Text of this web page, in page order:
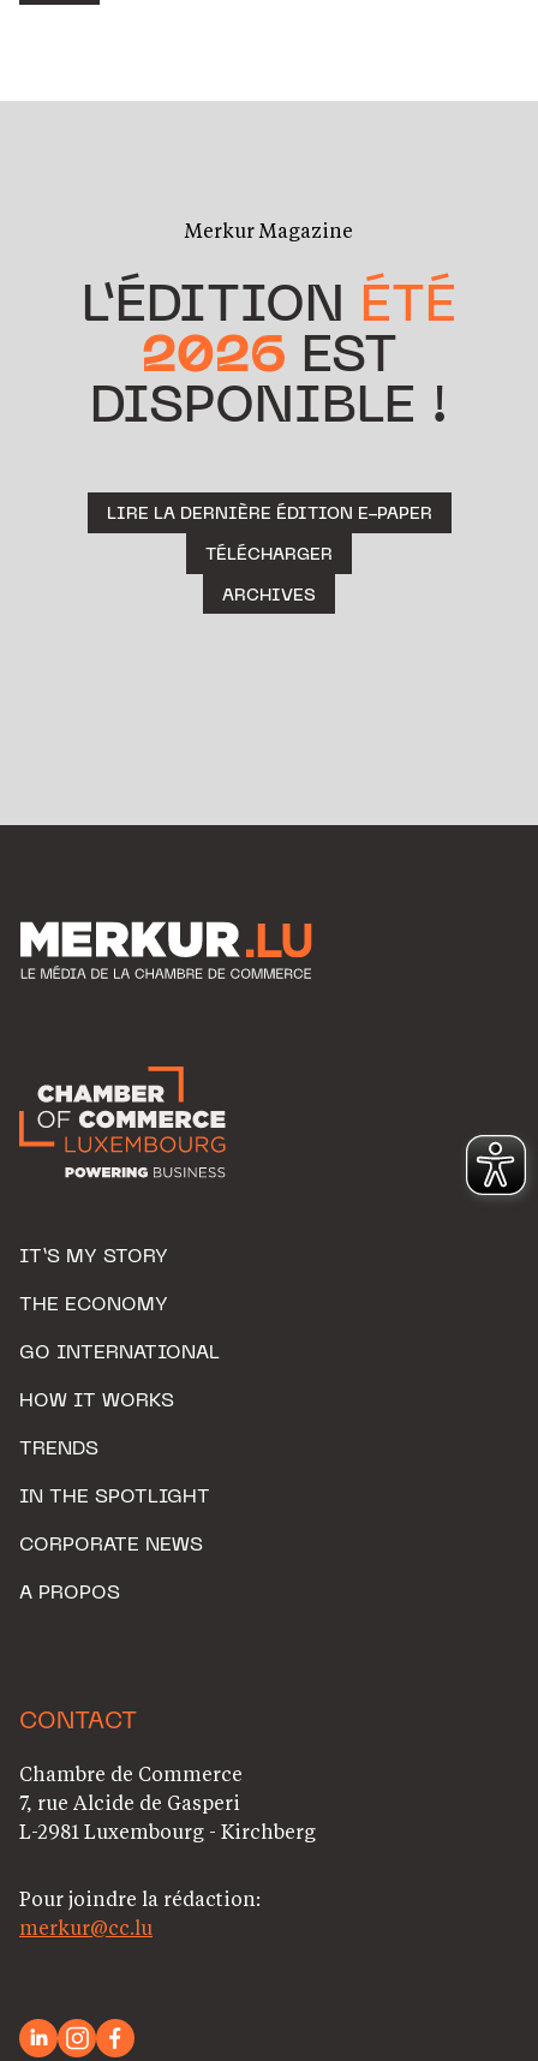
Merkur Magazine
L’ÉDITION ÉTÉ
2026 EST
DISPONIBLE !
LIRE LA DERNIÈRE ÉDITION E-PAPER
TÉLÉCHARGER
ARCHIVES
IT’S MY STORY
THE ECONOMY
GO INTERNATIONAL
HOW IT WORKS
TRENDS
IN THE SPOTLIGHT
CORPORATE NEWS
A PROPOS
CONTACT
Chambre de Commerce
7, rue Alcide de Gasperi
L-2981 Luxembourg - Kirchberg
Pour joindre la rédaction:
merkur@cc.lu